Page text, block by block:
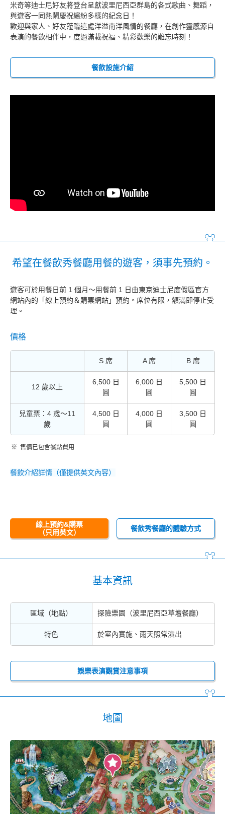
米奇等迪士尼好友將登台呈獻波里尼西亞群島的各式歌曲、舞蹈，
與遊客一同熱鬧慶祝繽紛多樣的紀念日！
歡迎與家人、好友蒞臨這處洋溢南洋風情的餐廳，在創作靈感源自
表演的餐飲相伴中，度過滿載祝福、精彩歡樂的難忘時刻！
餐飲設施介紹
希望在餐飲秀餐廳用餐的遊客，須事先預約。
遊客可於用餐日前 1 個月～用餐前 1 日由東京迪士尼度假區官方
網站內的「線上預約＆購票網站」預約。席位有限，額滿即停止受
理。
價格
S 席 A 席 B 席
12 歲以上
6,500 日
圓
6,000 日
圓
5,500 日
圓
兒童票：4 歲～11
歲
4,500 日
圓
4,000 日
圓
3,500 日
圓
售價已包含餐點費用
餐飲介紹詳情（僅提供英文內容）
線上預約&購票
（只用英文）
餐飲秀餐廳的體驗方式
基本資訊
區域（地點） 探險樂園（波里尼西亞草壇餐廳）
特色 於室內實施、雨天照常演出
娛樂表演觀賞注意事項
地圖